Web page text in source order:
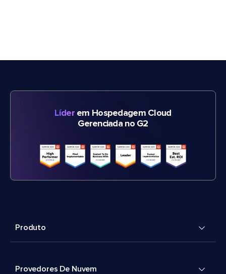
Líderem Hospedagem Cloud
Gerenciada no G2
Produto
Provedores De Nuvem